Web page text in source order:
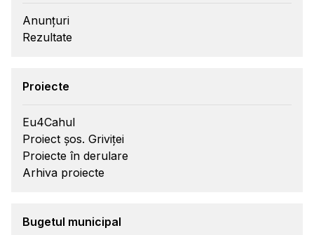
Anunțuri
Rezultate
Proiecte
Eu4Cahul
Proiect șos. Griviței
Proiecte în derulare
Arhiva proiecte
Bugetul municipal